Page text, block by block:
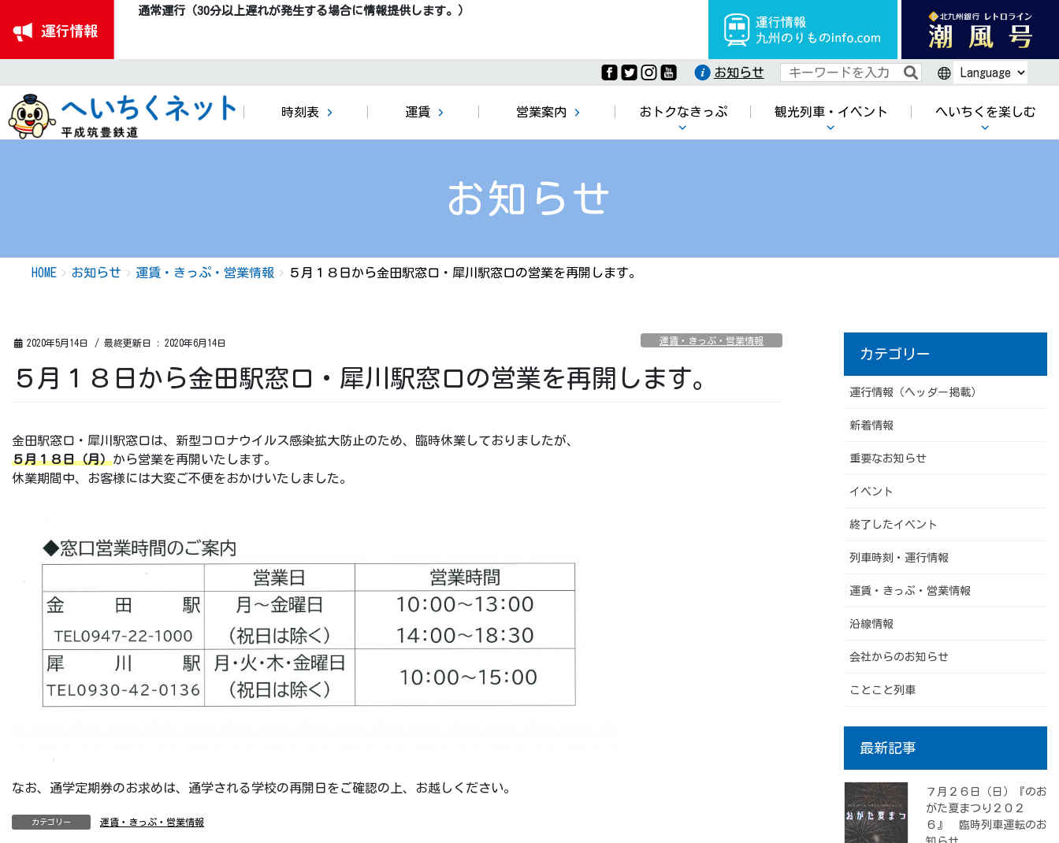
通常運行（30分以上遅れが発生する場合に情報提供します。）
お知らせ
時刻表 運賃 営業案内 おトクなきっぷ 観光列車・イベント へいちくを楽しむ
お知らせ
HOME お知らせ 運賃・きっぷ・営業情報 ５月１８日から金田駅窓口・犀川駅窓口の営業を再開します。
2020年5月14日 / 最終更新日 : 2020年6月14日 運賃・きっぷ・営業情報
５月１８日から金田駅窓口・犀川駅窓口の営業を再開します。
金田駅窓口・犀川駅窓口は、新型コロナウイルス感染拡大防止のため、臨時休業しておりましたが、
５月１８日（月）から営業を再開いたします。
休業期間中、お客様には大変ご不便をおかけいたしました。
なお、通学定期券のお求めは、通学される学校の再開日をご確認の上、お越しください。
カテゴリー 運賃・きっぷ・営業情報
カテゴリー
運行情報（ヘッダー掲載）
新着情報
重要なお知らせ
イベント
終了したイベント
列車時刻・運行情報
運賃・きっぷ・営業情報
沿線情報
会社からのお知らせ
ことこと列車
最新記事
７月２６日（日）『のお
がた夏まつり２０２
６』 臨時列車運転のお